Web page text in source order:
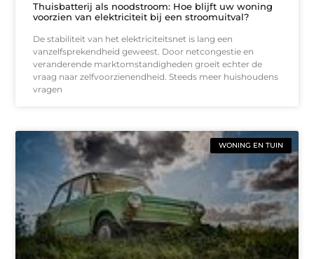
Thuisbatterij als noodstroom: Hoe blijft uw woning
voorzien van elektriciteit bij een stroomuitval?
De stabiliteit van het elektriciteitsnet is lang een
vanzelfsprekendheid geweest. Door netcongestie en
veranderende marktomstandigheden groeit echter de
vraag naar zelfvoorzienendheid. Steeds meer huishoudens
vragen
WONING EN TUIN